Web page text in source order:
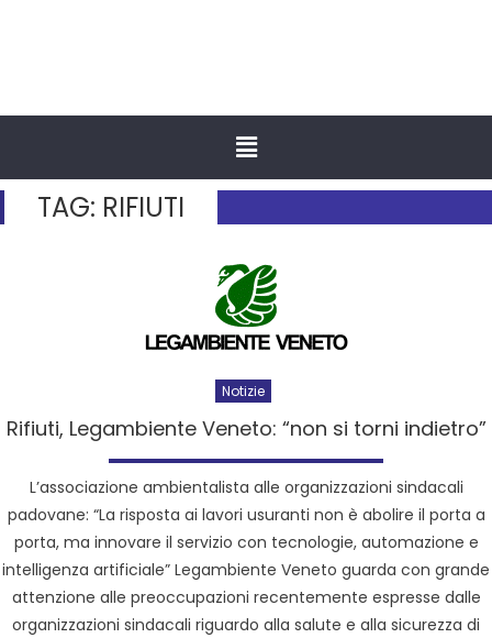
TAG: RIFIUTI
Notizie
Rifiuti, Legambiente Veneto: “non si torni indietro”
L’associazione ambientalista alle organizzazioni sindacali
padovane: “La risposta ai lavori usuranti non è abolire il porta a
porta, ma innovare il servizio con tecnologie, automazione e
intelligenza artificiale” Legambiente Veneto guarda con grande
attenzione alle preoccupazioni recentemente espresse dalle
organizzazioni sindacali riguardo alla salute e alla sicurezza di